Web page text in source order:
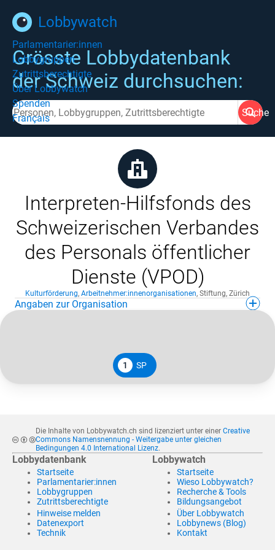
Lobbywatch
Parlamentarier:innen
Lobbygruppen
Zutrittsberechtigte
Über Lobbywatch
Spenden
Français
Grösste Lobbydatenbank
der Schweiz durchsuchen:
Suche
Interpreten-Hilfsfonds des
Schweizerischen Verbandes
des Personals öffentlicher
Dienste (VPOD)
Kulturförderung, Arbeitnehmer:innenorganisationen, Stiftung, Zürich
Angaben zur Organisation
1 SP
Die Inhalte von Lobbywatch.ch sind lizenziert unter einer Creative
Commons Namensnennung - Weitergabe unter gleichen
Bedingungen 4.0 International Lizenz.
Lobbydatenbank
Startseite
Parlamentarier:innen
Lobbygruppen
Zutrittsberechtigte
Hinweise melden
Datenexport
Technik
Lobbywatch
Startseite
Wieso Lobbywatch?
Recherche & Tools
Bildungsangebot
Über Lobbywatch
Lobbynews (Blog)
Kontakt